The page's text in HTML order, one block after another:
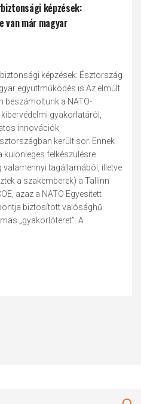
képzések:
van már magyar
képzések: Észtország
együttműködés is Az elmúlt
beszámoltunk a NATO-
gyakorlatáról,
innovációk
került sor. Ennek
különleges felkészülésre
valamennyi tagállamából, illetve
a szakemberek) a Tallinn
azaz a NATO Egyesített
biztosított valósághű
„gyakorlóteret”. A